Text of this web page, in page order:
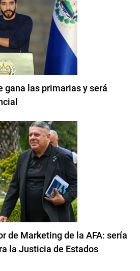
gana las primarias y será
de Marketing de la AFA: sería
la Justicia de Estados